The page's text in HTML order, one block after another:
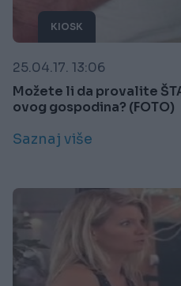
KIOSK
25.04.17. 13:06
Možete li da provalite
ovog gospodina? (FOTO)
Saznaj više